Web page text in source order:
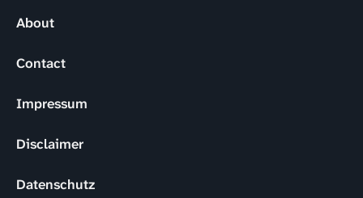
About
Contact
Impressum
Disclaimer
Datenschutz